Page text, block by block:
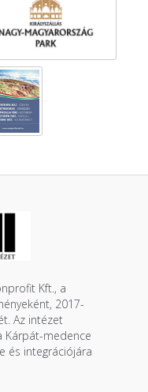
Kft., a
2017-
Az intézet
Kárpát-medence
és integrációjára